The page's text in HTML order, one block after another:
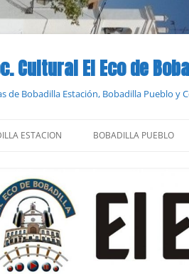
Cultural El Eco de
de Bobadilla Estación, Bobadilla Pueblo y
ESTACION BOBADILLA PUEBLO